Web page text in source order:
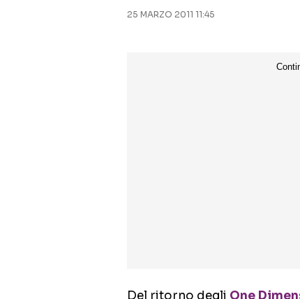
25 MARZO 2011 11:45
Del ritorno degli One